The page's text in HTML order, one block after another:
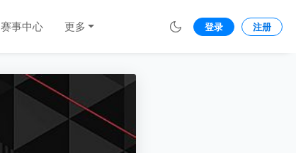
赛事中心 更多 登录 注册